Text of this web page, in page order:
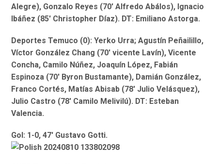
Alegre), Gonzalo Reyes (70′ Alfredo Abálos), Ignacio
Ibáñez (85′ Christopher Díaz). DT: Emiliano Astorga.
Deportes Temuco (0): Yerko Urra; Agustín Peñailillo,
Víctor González Chang (70′ vicente Lavín), Vicente
Concha, Camilo Núñez, Joaquín López, Fabián
Espinoza (70′ Byron Bustamante), Damián González,
Franco Cortés, Matías Abisab (78′ Julio Velásquez),
Julio Castro (78′ Camilo Melivilú). DT: Esteban
Valencia.
Gol: 1-0, 47′ Gustavo Gotti.